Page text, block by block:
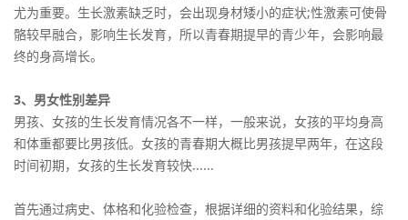
尤为重要。生长激素缺乏时，会出现身材矮小的症状;性激素可使骨
骼较早融合，影响生长发育，所以青春期提早的青少年，会影响最
终的身高增长。
3、男女性别差异
男孩、女孩的生长发育情况各不一样，一般来说，女孩的平均身高
和体重都要比男孩低。女孩的青春期大概比男孩提早两年，在这段
时间初期，女孩的生长发育较快......
首先通过病史、体格和化验检查，根据详细的资料和化验结果，综